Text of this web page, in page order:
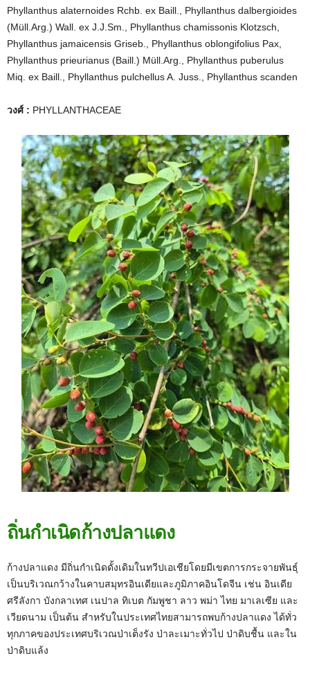
Phyllanthus alaternoides Rchb. ex Baill., Phyllanthus dalbergioides
(Müll.Arg.) Wall. ex J.J.Sm., Phyllanthus chamissonis Klotzsch,
Phyllanthus jamaicensis Griseb., Phyllanthus oblongifolius Pax,
Phyllanthus prieurianus (Baill.) Müll.Arg., Phyllanthus puberulus
Miq. ex Baill., Phyllanthus pulchellus A. Juss., Phyllanthus scanden
วงศ์ : PHYLLANTHACEAE
ถิ่นกำเนิดก้างปลาแดง
ก้างปลาแดง มีถิ่นกำเนิดดั้งเดิมในทวีปเอเชียโดยมีเขตการกระจายพันธุ์
เป็นบริเวณกว้างในคาบสมุทรอินเดียและภูมิภาคอินโดจีน เช่น อินเดีย
ศรีลังกา บังกลาเทศ เนปาล ทิเบต กัมพูชา ลาว พม่า ไทย มาเลเซีย และ
เวียดนาม เป็นต้น สำหรับในประเทศไทยสามารถพบก้างปลาแดง ได้ทั่ว
ทุกภาคของประเทศบริเวณป่าเต็งรัง ป่าละเมาะทั่วไป ป่าดิบชื้น และใน
ป่าดิบแล้ง